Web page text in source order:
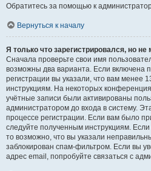
Обратитесь за помощью к
Вернуться к началу
Я только что зарегистрировался, но не
Сначала проверьте свои имя
возможны два варианта. Если включена
регистрации вы указали, что вам менее
инструкциям. На некоторых
учётные записи были активированы
администратором до входа в систему.
процессе регистрации. Если вам было
следуйте полученным инструкциям.
то возможно, что вы указали
заблокирован спам-фильтром. Если вы
адрес email, попробуйте связаться с